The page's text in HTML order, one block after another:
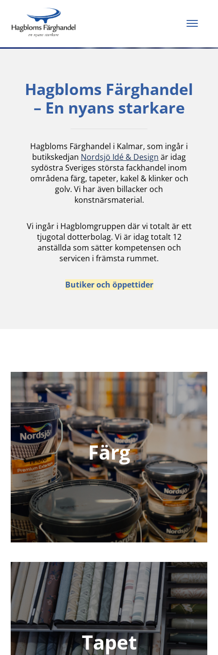
Allt du behöver för
att måla och renovera
Hagbloms Färghandel
– En nyans starkare
Hagbloms Färghandel i Kalmar, som ingår i
butikskedjan Nordsjö Idé & Design är idag
sydöstra Sveriges största fackhandel inom
områdena färg, tapeter, kakel & klinker och
golv. Vi har även billacker och
konstnärsmaterial.
Vi ingår i Hagblomgruppen där vi totalt är ett
tjugotal dotterbolag. Vi är idag totalt 12
anställda som sätter kompetensen och
servicen i främsta rummet.
Butiker och öppettider
Färg
Tapet